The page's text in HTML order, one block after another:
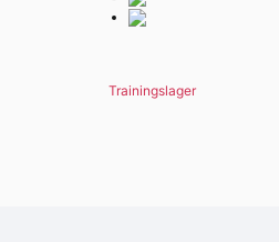
Trainingslager